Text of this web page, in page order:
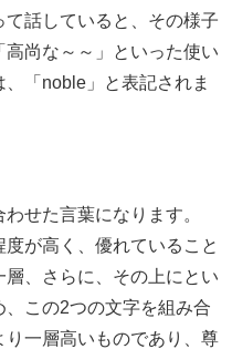
話していると、その様子
尚な～～」といった使い
「noble」と表記されま
せた言葉になります。
度が高く、優れていること
、さらに、その上にとい
この2つの文字を組み合
一層高いものであり、尊